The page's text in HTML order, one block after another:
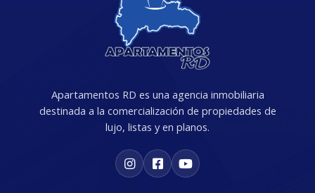
Apartamentos RD es una agencia inmobiliaria
destinada a la comercialización de propiedades de
lujo, listas y en planos.